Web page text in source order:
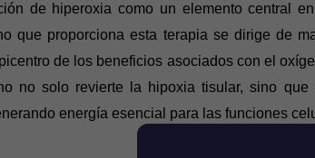
de hiperoxia como un elemento central
que proporciona esta terapia se dirige de
de los beneficios asociados con el
no solo revierte la hipoxia tisular, sino que
energía esencial para las funciones